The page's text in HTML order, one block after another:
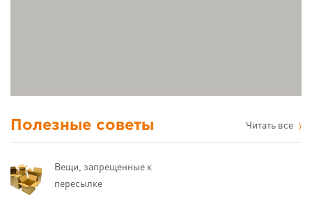
Полезные советы Читать все
Вещи, запрещенные к
пересылке